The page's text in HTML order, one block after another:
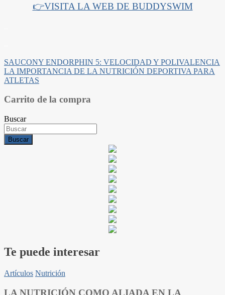
👉VISITA LA WEB DE BUDDYSWIM
Navegación
de
SAUCONY ENDORPHIN 5: VELOCIDAD Y POLIVALENCIA
LA IMPORTANCIA DE LA NUTRICIÓN DEPORTIVA PARA
ATLETAS
Carrito de la compra
Buscar
Buscar
Te puede interesar
Artículos Nutrición
LA NUTRICIÓN COMO ALIADA EN LA